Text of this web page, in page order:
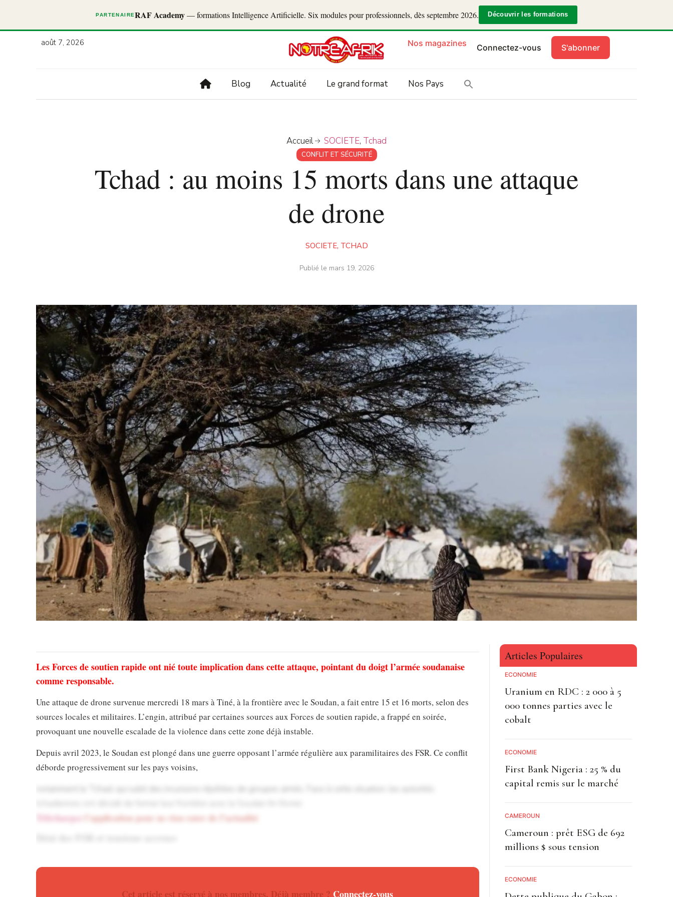
PARTENAIRERAF Academy— formations Intelligence Artificielle. Six modules pour professionnels, dès septembre 2026. Découvrir les formations
août 7, 2026 Nos magazines Connectez-vous S'abonner
Blog Actualité Le grand format Nos Pays
Accueil SOCIETE, Tchad
CONFLIT ET SÉCURITÉ
Tchad : au moins 15 morts dans une attaque
de drone
SOCIETE, TCHAD
Publié le mars 19, 2026
Les Forces de soutien rapide ont nié toute implication dans cette attaque, pointant du doigt l’armée soudanaise
comme responsable.
Une attaque de drone survenue mercredi 18 mars à Tiné, à la frontière avec le Soudan, a fait entre 15 et 16 morts, selon des
sources locales et militaires. L’engin, attribué par certaines sources aux Forces de soutien rapide, a frappé en soirée,
provoquant une nouvelle escalade de la violence dans cette zone déjà instable.
Depuis avril 2023, le Soudan est plongé dans une guerre opposant l’armée régulière aux paramilitaires des FSR. Ce conflit
déborde progressivement sur les pays voisins,
Téléchargez l’application pour ne rien rater de l’actualité
climat tendu, le président Mahamat Idriss Déby a convoqué un conseil de défense et ordonné à l’armée de riposter à toute
agression en provenance du territoire soudanais.
Cet article est réservé à nos membres. Déjà membre ? Connectez-vous
Articles Populaires
ECONOMIE
Uranium en RDC : 2 000 à 5
000 tonnes parties avec le
cobalt
ECONOMIE
First Bank Nigeria : 25 % du
capital remis sur le marché
CAMEROUN
Cameroun : prêt ESG de 692
millions $ sous tension
ECONOMIE